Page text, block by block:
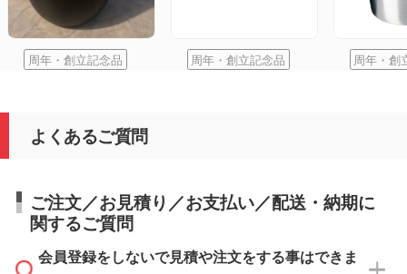
周年・創立記念品 周年・創立記念品 周年・創
よくあるご質問
ご注文／お見積り／お支払い／配送・納期に
関するご質問
会員登録をしないで見積や注文をする事はできま